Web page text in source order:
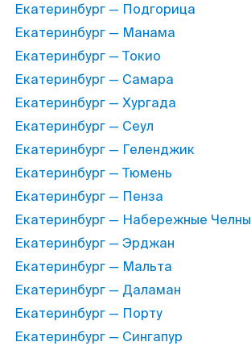
Екатеринбург — Подгорица
Екатеринбург — Манама
Екатеринбург — Токио
Екатеринбург — Самара
Екатеринбург — Хургада
Екатеринбург — Сеул
Екатеринбург — Геленджик
Екатеринбург — Тюмень
Екатеринбург — Пенза
Екатеринбург — Набережные Челны
Екатеринбург — Эрджан
Екатеринбург — Мальта
Екатеринбург — Даламан
Екатеринбург — Порту
Екатеринбург — Сингапур